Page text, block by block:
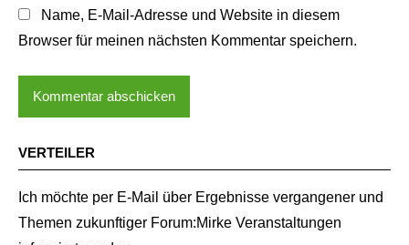
Name, E-Mail-Adresse und Website in diesem
Browser für meinen nächsten Kommentar speichern.
VERTEILER
Ich möchte per E-Mail über Ergebnisse vergangener und
Themen zukunftiger Forum:Mirke Veranstaltungen